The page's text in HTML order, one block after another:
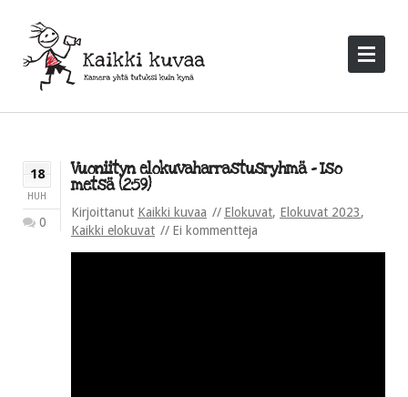
18
HUH
0
Vuoniityn elokuvaharrastusryhmä – Iso
metsä (2:59)
Kirjoittanut Kaikki kuvaa Elokuvat, Elokuvat 2023,
Kaikki elokuvat
Ei kommentteja